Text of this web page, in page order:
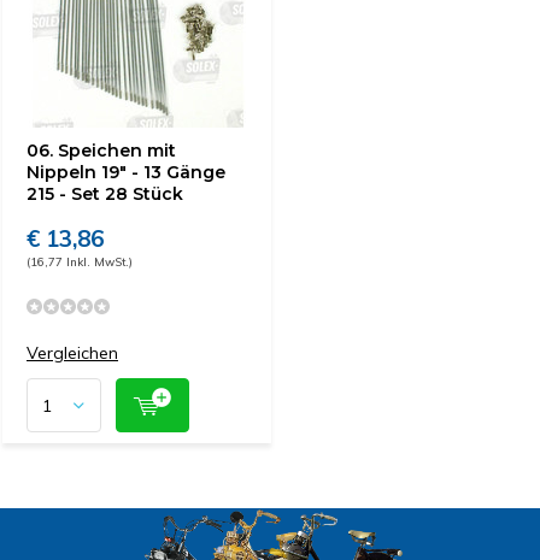
06. Speichen mit
Nippeln 19" - 13 Gänge
215 - Set 28 Stück
€ 13,86
(16,77 Inkl. MwSt.)
Vergleichen